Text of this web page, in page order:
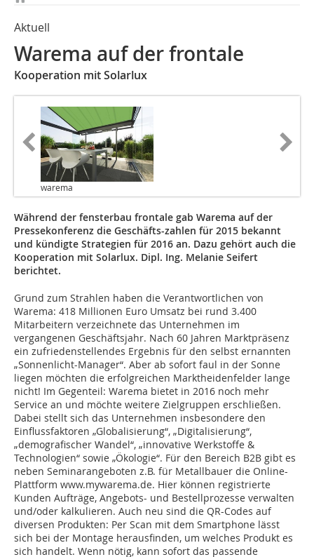
Aktuell
Warema auf der frontale
Kooperation mit Solarlux
warema
Während der fensterbau frontale gab Warema auf der
Pressekonferenz die Geschäfts-zahlen für 2015 bekannt
und kündigte Strategien für 2016 an. Dazu gehört auch die
Kooperation mit Solarlux. Dipl. Ing. Melanie Seifert
berichtet.
Grund zum Strahlen haben die Verantwortlichen von
Warema: 418 Millionen Euro Umsatz bei rund 3.400
Mitarbeitern verzeichnete das Unternehmen im
vergangenen Geschäftsjahr. Nach 60 Jahren Marktpräsenz
ein zufriedenstellendes Ergebnis für den selbst ernannten
„Sonnenlicht-Manager“. Aber ab sofort faul in der Sonne
liegen möchten die erfolgreichen Marktheidenfelder lange
nicht! Im Gegenteil: Warema bietet in 2016 noch mehr
Service an und möchte weitere Zielgruppen erschließen.
Dabei stellt sich das Unternehmen insbesondere den
Einflussfaktoren „Globalisierung“, „Digitalisierung“,
„demografischer Wandel“, „innovative Werkstoffe &
Technologien“ sowie „Ökologie“. Für den Bereich B2B gibt es
neben Seminarangeboten z.B. für Metallbauer die Online-
Plattform www.mywarema.de. Hier können registrierte
Kunden Aufträge, Angebots- und Bestellprozesse verwalten
und/oder kalkulieren. Auch neu sind die QR-Codes auf
diversen Produkten: Per Scan mit dem Smartphone lässt
sich bei der Montage herausfinden, um welches Produkt es
sich handelt. Wenn nötig, kann sofort das passende